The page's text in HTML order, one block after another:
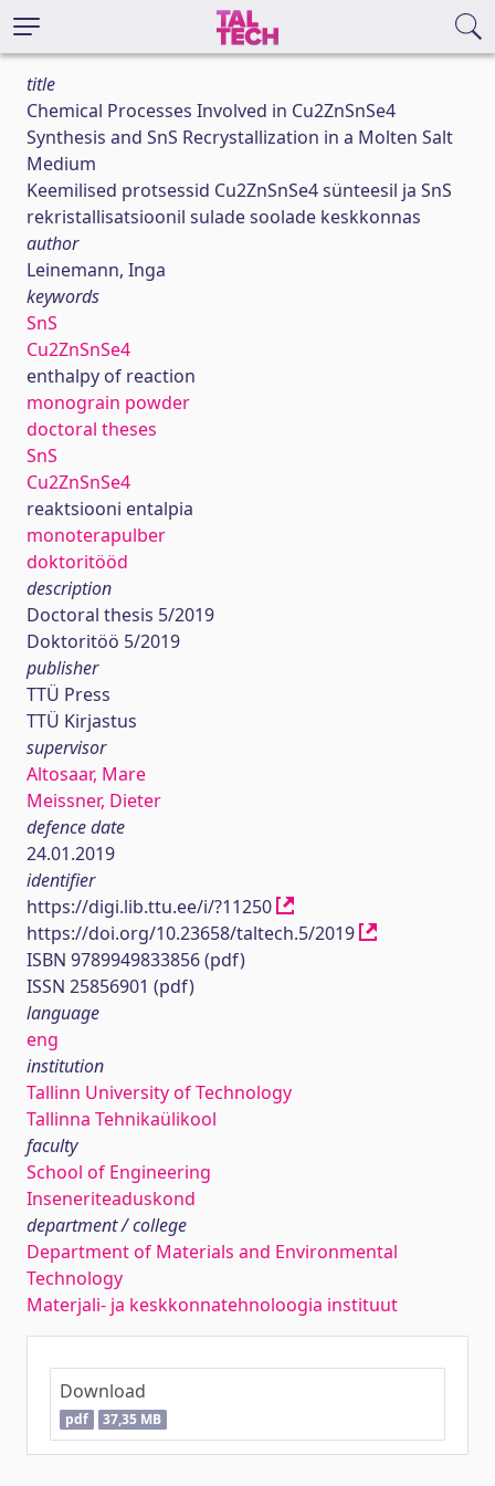
title
Chemical Processes Involved in Cu2ZnSnSe4
Synthesis and SnS Recrystallization in a Molten Salt
Medium
Keemilised protsessid Cu2ZnSnSe4 sünteesil ja SnS
rekristallisatsioonil sulade soolade keskkonnas
author
Leinemann, Inga
keywords
SnS
Cu2ZnSnSe4
enthalpy of reaction
monograin powder
doctoral theses
SnS
Cu2ZnSnSe4
reaktsiooni entalpia
monoterapulber
doktoritööd
description
Doctoral thesis 5/2019
Doktoritöö 5/2019
publisher
TTÜ Press
TTÜ Kirjastus
supervisor
Altosaar, Mare
Meissner, Dieter
defence date
24.01.2019
identifier
https://digi.lib.ttu.ee/i/?11250
https://doi.org/10.23658/taltech.5/2019
ISBN 9789949833856 (pdf)
ISSN 25856901 (pdf)
language
eng
institution
Tallinn University of Technology
Tallinna Tehnikaülikool
faculty
School of Engineering
Inseneriteaduskond
department / college
Department of Materials and Environmental
Technology
Materjali- ja keskkonnatehnoloogia instituut
Download
pdf 37,35 MB